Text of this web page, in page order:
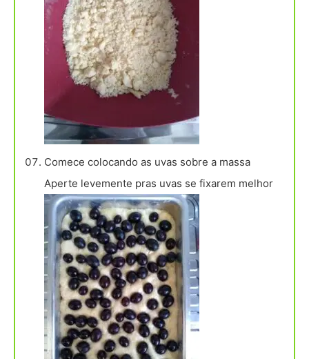
Comece colocando as uvas sobre a massa
Aperte levemente pras uvas se fixarem melhor